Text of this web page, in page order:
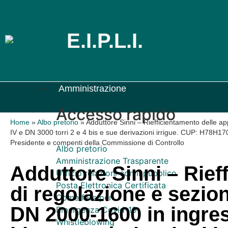
E.I.P.L.I.
Amministrazione
Accesso rapido
Albo pretorio
Amministrazione Trasparente
Ufficio relazioni con il pubblico
Posta Elettronica Certificata
Come fare per
Emergenza Covid-19
Whistleblowing
Home » Albo pretorio» Adduttore Sinni – Riefficientamento delle
IV e DN 3000 torri 2 e 4 bis e sue derivazioni irrigue. CUP:
Presidente e compenti della Commissione di Controllo
Adduttore Sinni –
di regolazione e
DN 2000-1600 in